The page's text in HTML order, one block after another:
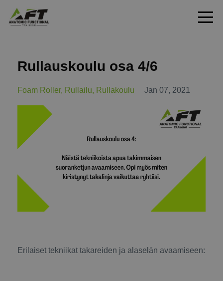
Rullauskoulu osa 4/6
Foam Roller Rullailu Rullakoulu Jan 07, 2021
Erilaiset tekniikat takareiden ja alaselän avaamiseen: